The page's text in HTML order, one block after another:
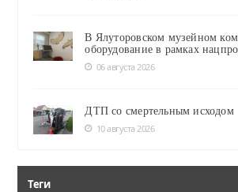
В Ялуторовском музейном
оборудование в рамках
06 августа 2026
ДТП со смертельным исходом
10 августа 2026
Теги